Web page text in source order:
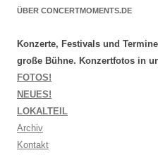
ÜBER CONCERTMOMENTS.DE
Konzerte, Festivals und
große Bühne. Konzertfotos in
FOTOS!
NEUES!
LOKALTEIL
Archiv
Kontakt